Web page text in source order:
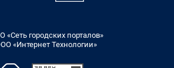
«Сеть городских порталов»
«Интернет Технологии»